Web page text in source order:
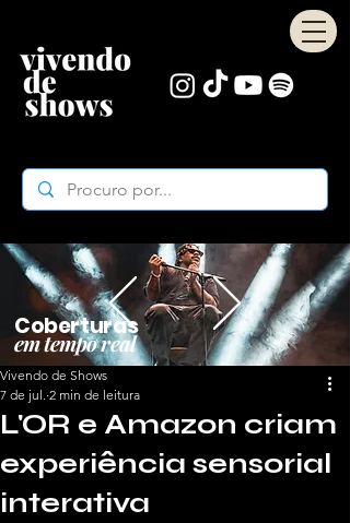
Coberturas
em tempo real
L'OR e Amazon criam
experiência sensorial
interativa
Vivendo de Shows
7 de jul. 2 min de leitura